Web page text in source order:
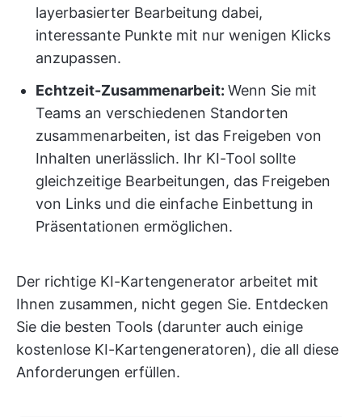
layerbasierter Bearbeitung dabei,
interessante Punkte mit nur wenigen Klicks
anzupassen.
Echtzeit-Zusammenarbeit: Wenn Sie mit
Teams an verschiedenen Standorten
zusammenarbeiten, ist das Freigeben von
Inhalten unerlässlich. Ihr KI-Tool sollte
gleichzeitige Bearbeitungen, das Freigeben
von Links und die einfache Einbettung in
Präsentationen ermöglichen.
Der richtige KI-Kartengenerator arbeitet mit
Ihnen zusammen, nicht gegen Sie. Entdecken
Sie die besten Tools (darunter auch einige
kostenlose KI-Kartengeneratoren), die all diese
Anforderungen erfüllen.